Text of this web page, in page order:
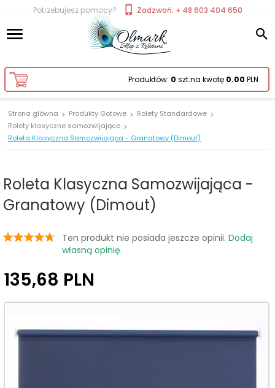
Potrzebujesz pomocy? Zadzwoń: + 48 603 404 650
Produktów: 0 szt.na kwotę 0.00 PLN
Strona główna Produkty Gotowe
Rolety Standardowe
Rolety klasyczne samozwijające
Roleta Klasyczna Samozwijająca - Granatowy (Dimout)
Roleta Klasyczna Samozwijająca -
Granatowy (Dimout)
Ten produkt nie posiada jeszcze opinii. Dodaj
własną opinię.
135,68 PLN